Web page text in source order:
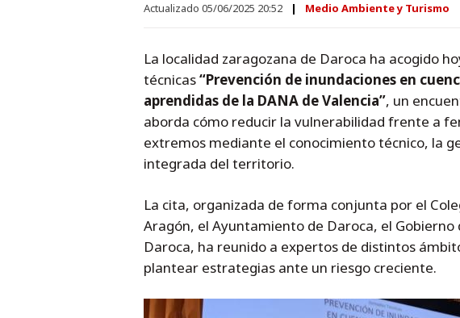
Actualizado 05/06/2025 20:52 Medio Ambiente y Turismo
La localidad zaragozana de Daroca ha acogido
técnicas“Prevención de inundaciones en
aprendidas de la DANA de Valencia”, un
aborda cómo reducir la vulnerabilidad frente a
extremos mediante el conocimiento técnico, la
integrada del territorio.
La cita, organizada de forma conjunta por el
Aragón, el Ayuntamiento de Daroca, el Gobierno
Daroca, ha reunido a expertos de distintos
plantear estrategias ante un riesgo creciente.